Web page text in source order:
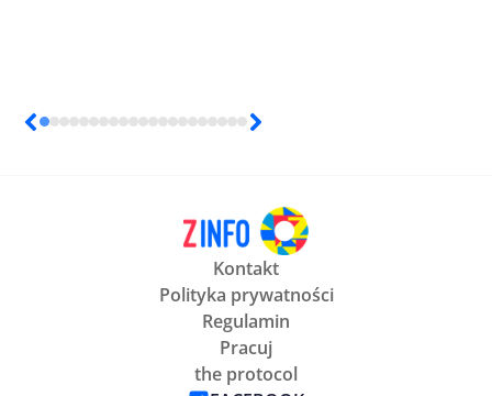
Kontakt
Polityka prywatności
Regulamin
Pracuj
the protocol